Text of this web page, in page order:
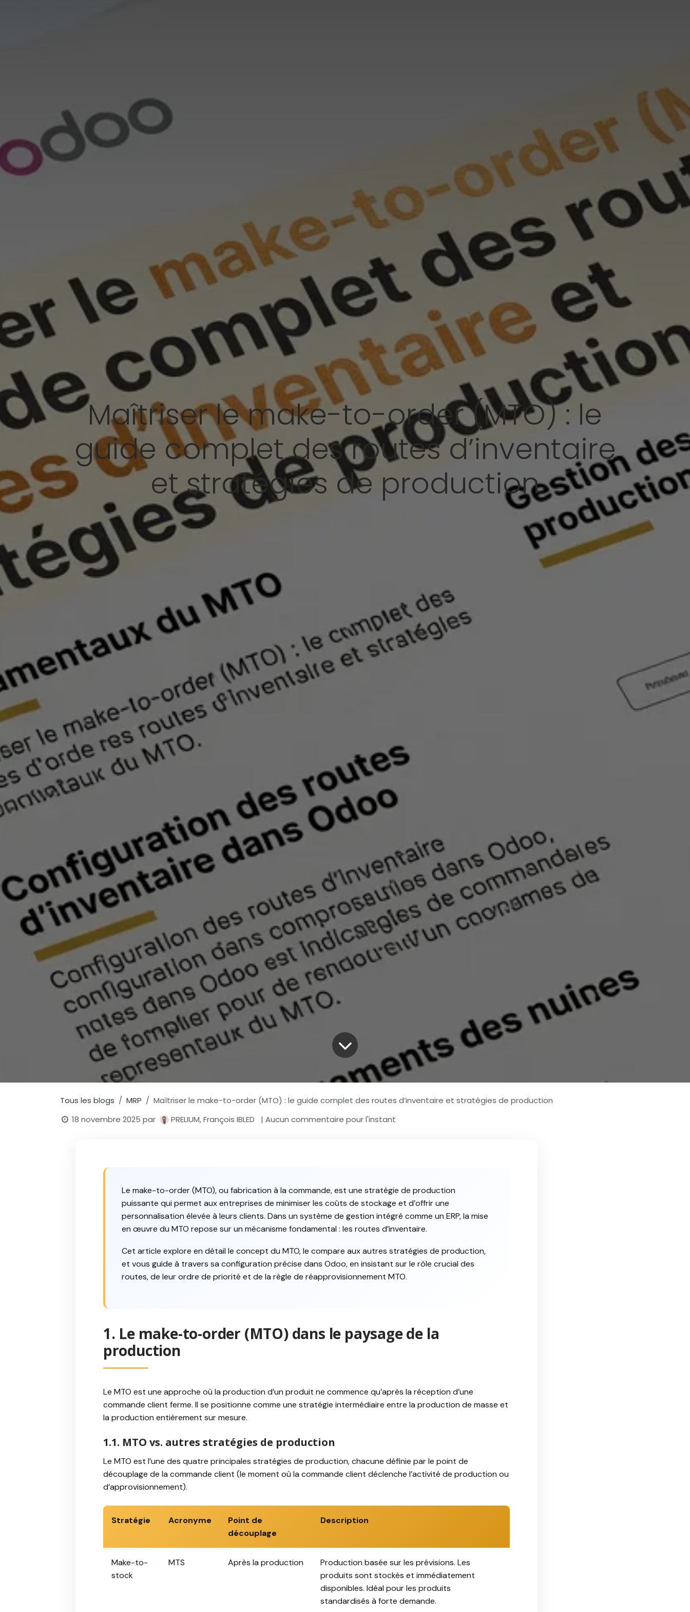
Maîtriser le make-to-order (MTO) : le
guide complet des routes d’inventaire
et stratégies de production
Tous les blogs MRP
Maîtriser le make-to-order (MTO) : le guide complet des routes d’inventaire et stratégies de production
18 novembre 2025 par PRELIUM, François IBLED | Aucun commentaire pour l'instant
Le make-to-order (MTO), ou fabrication à la commande, est une stratégie de production
puissante qui permet aux entreprises de minimiser les coûts de stockage et d’offrir une
personnalisation élevée à leurs clients. Dans un système de gestion intégré comme un ERP, la mise
en œuvre du MTO repose sur un mécanisme fondamental : les routes d’inventaire.
Cet article explore en détail le concept du MTO, le compare aux autres stratégies de production,
et vous guide à travers sa configuration précise dans Odoo, en insistant sur le rôle crucial des
routes, de leur ordre de priorité et de la règle de réapprovisionnement MTO.
1. Le make-to-order (MTO) dans le paysage de la
production
Le MTO est une approche où la production d’un produit ne commence qu’après la réception d’une
commande client ferme. Il se positionne comme une stratégie intermédiaire entre la production de masse et
la production entièrement sur mesure.
1.1. MTO vs. autres stratégies de production
Le MTO est l’une des quatre principales stratégies de production, chacune définie par le point de
découplage de la commande client (le moment où la commande client déclenche l’activité de production ou
d’approvisionnement).
Stratégie Acronyme
Point de
découplage
Description
Make-to-
stock
MTS Après la production
Production basée sur les prévisions. Les
produits sont stockés et immédiatement
disponibles. Idéal pour les produits
standardisés à forte demande.